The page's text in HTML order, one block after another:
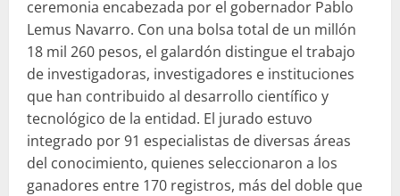
ceremonia encabezada por el gobernador Pablo
Lemus Navarro. Con una bolsa total de un millón
18 mil 260 pesos, el galardón distingue el trabajo
de investigadoras, investigadores e instituciones
que han contribuido al desarrollo científico y
tecnológico de la entidad. El jurado estuvo
integrado por 91 especialistas de diversas áreas
del conocimiento, quienes seleccionaron a los
ganadores entre 170 registros, más del doble que